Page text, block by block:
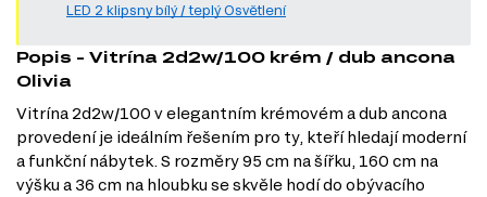
LED 2 klipsny bílý / teplý Osvětlení
Popis - Vitrína 2d2w/100 krém / dub ancona
Olivia
Vitrína 2d2w/100 v elegantním krémovém a dub ancona
provedení je ideálním řešením pro ty, kteří hledají moderní
a funkční nábytek. S rozměry 95 cm na šířku, 160 cm na
výšku a 36 cm na hloubku se skvěle hodí do obývacího